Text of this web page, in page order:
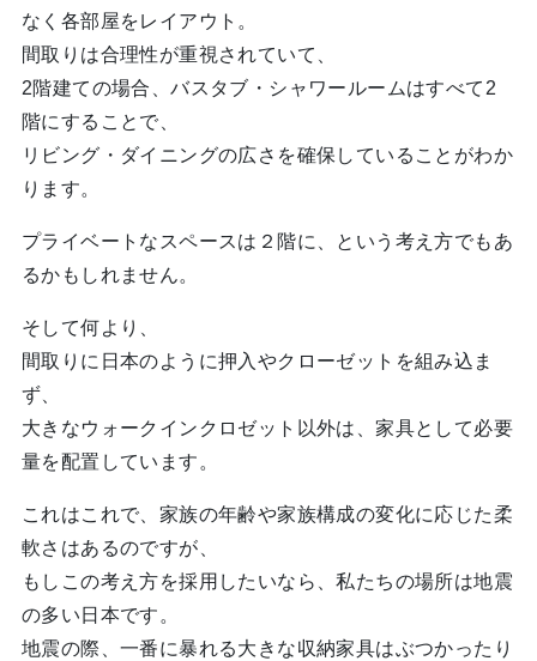
なく各部屋をレイアウト。
間取りは合理性が重視されていて、
2階建ての場合、バスタブ・シャワールームはすべて2
階にすることで、
リビング・ダイニングの広さを確保していることがわか
ります。
プライベートなスペースは２階に、という考え方でもあ
るかもしれません。
そして何より、
間取りに日本のように押入やクローゼットを組み込ま
ず、
大きなウォークインクロゼット以外は、家具として必要
量を配置しています。
これはこれで、家族の年齢や家族構成の変化に応じた柔
軟さはあるのですが、
もしこの考え方を採用したいなら、私たちの場所は地震
の多い日本です。
地震の際、一番に暴れる大きな収納家具はぶつかったり